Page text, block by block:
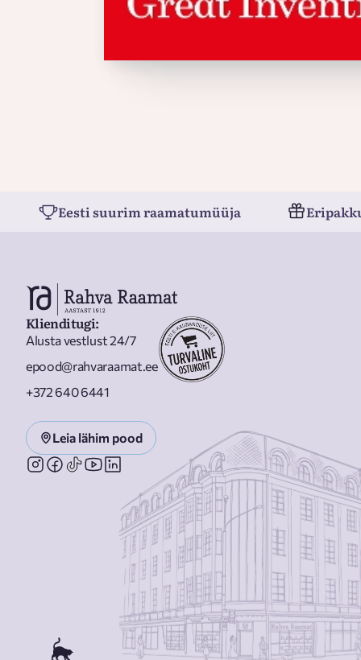
Eesti suurim raamatumüüja
Klienditugi:
Alusta vestlust 24/7
epood@rahvaraamat.ee
+372 640 6441
Leia lähim pood